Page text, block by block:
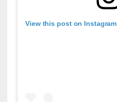
View this post on Instagram